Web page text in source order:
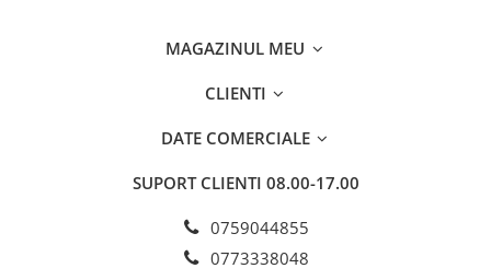
MAGAZINUL MEU
CLIENTI
DATE COMERCIALE
SUPORT CLIENTI 08.00-17.00
0759044855
0773338048